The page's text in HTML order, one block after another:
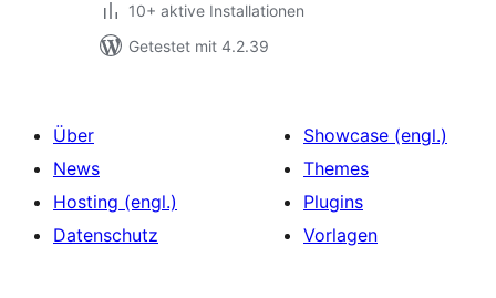
10+ aktive Installationen
Getestet mit 4.2.39
Über
News
Hosting (engl.)
Datenschutz
Showcase (engl.)
Themes
Plugins
Vorlagen